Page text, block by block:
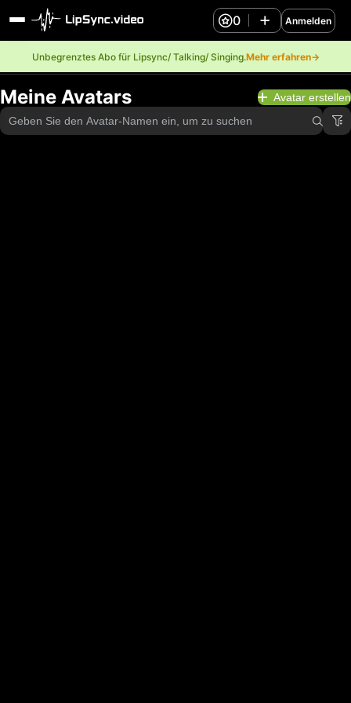
Unbegrenztes Abo für Lipsync/ Talking/ Singing.Mehr erfahren→
0 Anmelden
Meine Avatars Avatar erstellen